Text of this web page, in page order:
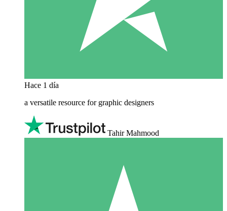
Hace 1 día
a versatile resource for graphic designers
Tahir Mahmood